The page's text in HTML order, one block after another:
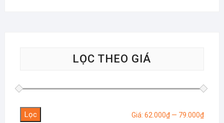
LỌC THEO GIÁ
Giá
Giá
Lọc Giá:62.000₫ — 79.000₫